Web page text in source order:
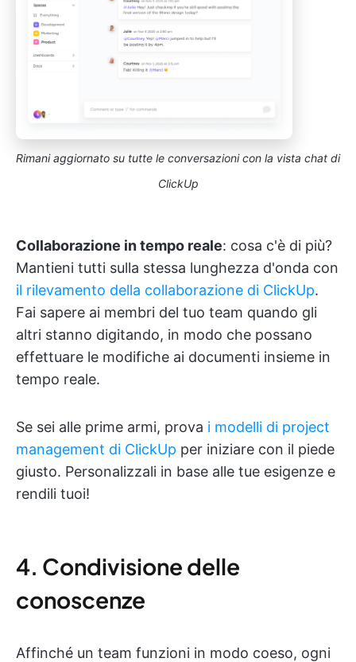
Rimani aggiornato su tutte le conversazioni con la vista chat di
ClickUp
Collaborazione in tempo reale: cosa c'è di più?
Mantieni tutti sulla stessa lunghezza d'onda con
il rilevamento della collaborazione di ClickUp.
Fai sapere ai membri del tuo team quando gli
altri stanno digitando, in modo che possano
effettuare le modifiche ai documenti insieme in
tempo reale.
Se sei alle prime armi, prova i modelli di project
management di ClickUp per iniziare con il piede
giusto. Personalizzali in base alle tue esigenze e
rendili tuoi!
4. Condivisione delle
conoscenze
Affinché un team funzioni in modo coeso, ogni